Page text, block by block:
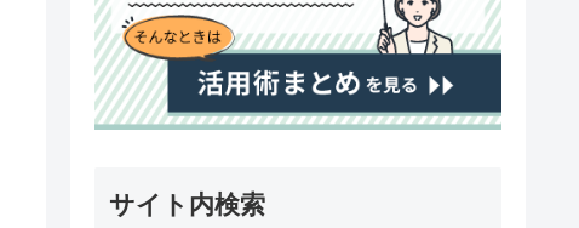
サイト内検索